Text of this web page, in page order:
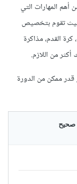
المهارات التي
تقوم بتخصيص
القدم، مذاكرة
من اللازم.
قدر ممكن من الدورة